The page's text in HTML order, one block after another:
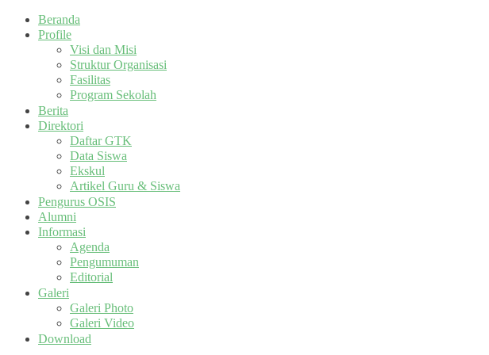
Beranda
Profile
Visi dan Misi
Struktur Organisasi
Fasilitas
Program Sekolah
Berita
Direktori
Daftar GTK
Data Siswa
Ekskul
Artikel Guru & Siswa
Pengurus OSIS
Alumni
Informasi
Agenda
Pengumuman
Editorial
Galeri
Galeri Photo
Galeri Video
Download